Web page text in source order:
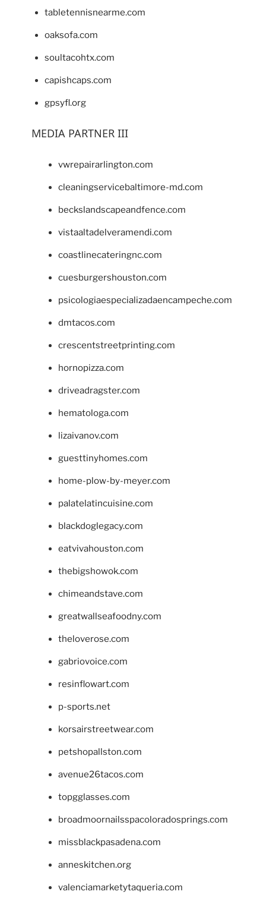
tabletennisnearme.com
oaksofa.com
soultacohtx.com
capishcaps.com
gpsyfl.org
MEDIA PARTNER III
vwrepairarlington.com
cleaningservicebaltimore-md.com
beckslandscapeandfence.com
vistaaltadelveramendi.com
coastlinecateringnc.com
cuesburgershouston.com
psicologiaespecializadaencampeche.com
dmtacos.com
crescentstreetprinting.com
hornopizza.com
driveadragster.com
hematologa.com
lizaivanov.com
guesttinyhomes.com
home-plow-by-meyer.com
palatelatincuisine.com
blackdoglegacy.com
eatvivahouston.com
thebigshowok.com
chimeandstave.com
greatwallseafoodny.com
theloverose.com
gabriovoice.com
resinflowart.com
p-sports.net
korsairstreetwear.com
petshopallston.com
avenue26tacos.com
topgglasses.com
broadmoornailsspacoloradosprings.com
missblackpasadena.com
anneskitchen.org
valenciamarketytaqueria.com